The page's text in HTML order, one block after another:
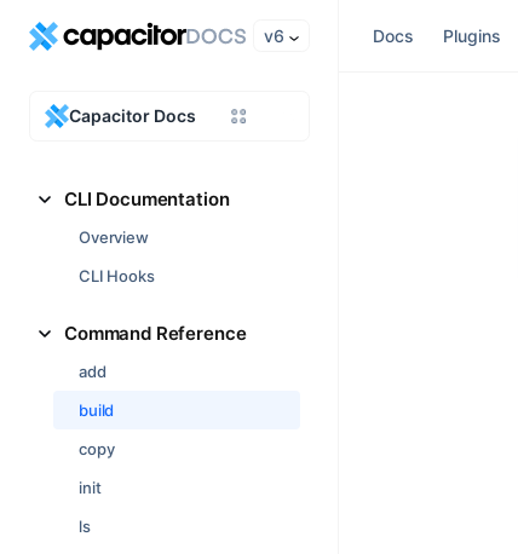
v6
Capacitor Docs
CLI Documentation
Overview
CLI Hooks
Command Reference
add
build
copy
init
ls
Docs Plugins